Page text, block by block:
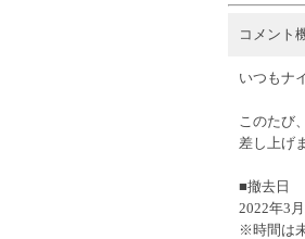
コメント
いつもナ
このたび
差し上げ
■撤去日
2022年3
※時間は